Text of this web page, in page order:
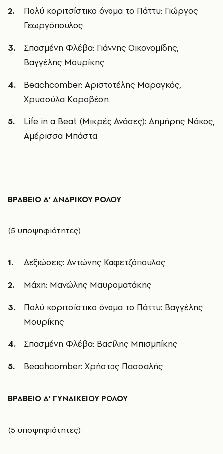
Πολύ κοριτσίστικο όνομα το Πάττυ: Γιώργος
Γεωργόπουλος
Σπασμένη Φλέβα: Γιάννης Οικονομίδης,
Βαγγέλης Μουρίκης
Beachcomber: Αριστοτέλης Μαραγκός,
Χρυσούλα Κοροβέση
Life in a Beat (Μικρές Ανάσες): Δημήρης Νάκος,
Αμέρισσα Μπάστα
ΒΡΑΒΕΙΟ Α’ ΑΝΔΡΙΚΟΥ ΡΟΛΟΥ
(5 υποψηφιότητες)
Δεξιώσεις: Αντώνης Καφετζόπουλος
Μάχη: Μανώλης Μαυροματάκης
Πολύ κοριτσίστικο όνομα το Πάττυ: Βαγγέλης
Μουρίκης
Σπασμένη Φλέβα: Βασίλης Μπισμπίκης
Beachcomber: Χρήστος Πασσαλής
ΒΡΑΒΕΙΟ Α’ ΓΥΝΑΙΚΕΙΟΥ ΡΟΛΟΥ
(5 υποψηφιότητες)